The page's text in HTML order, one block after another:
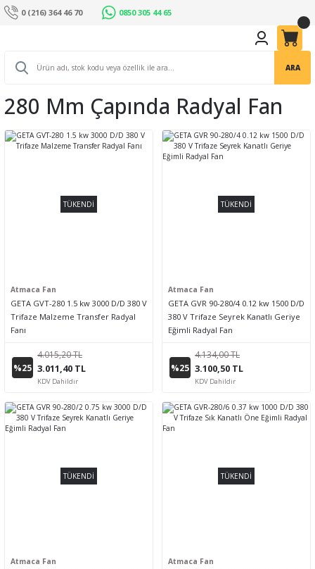
0 (216) 364 46 70 0850 305 44 65
ARA
280 Mm Çapında Radyal Fan
TÜKENDİ
Atmaca Fan
GETA GVT-280 1.5 kw 3000 D/D 380 V
Trifaze Malzeme Transfer Radyal
Fanı
%25
4.015,20 TL
3.011,40 TL
KDV Dahildir
TÜKENDİ
Atmaca Fan
GETA GVR 90-280/4 0.12 kw 1500 D/D
380 V Trifaze Seyrek Kanatlı Geriye
Eğimli Radyal Fan
%25
4.134,00 TL
3.100,50 TL
KDV Dahildir
TÜKENDİ
Atmaca Fan
TÜKENDİ
Atmaca Fan